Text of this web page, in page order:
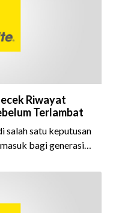
Riwayat
Terlambat
salah satu keputusan
bagi generasi
properti. Namun
memperhatikan